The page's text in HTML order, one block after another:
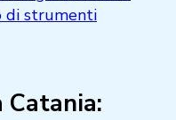
di strumenti